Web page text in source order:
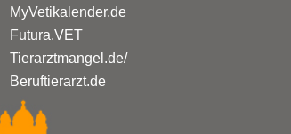
MyVetikalender.de
Futura.VET
Tierarztmangel.de/
Beruftierarzt.de